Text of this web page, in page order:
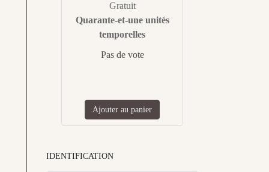
Gratuit
Quarante-et-une unités
temporelles
Pas de vote
Ajouter au panier
IDENTIFICATION